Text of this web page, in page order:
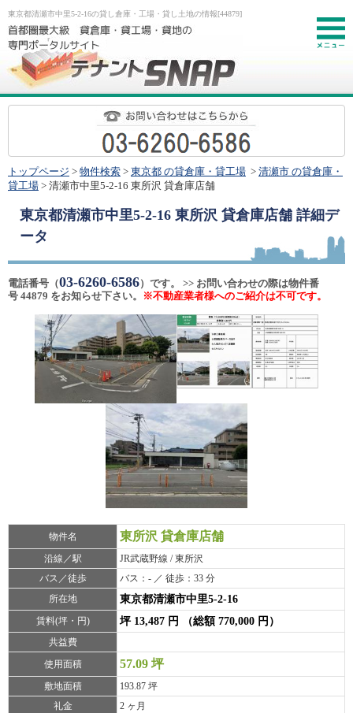
東京都清瀬市中里5-2-16の貸し倉庫・工場・貸し土地の情報[44879]
トップページ > 物件検索 > 東京都 の貸倉庫・貸工場 > 清瀬市 の貸倉庫・
貸工場 > 清瀬市中里5-2-16 東所沢 貸倉庫店舗
東京都清瀬市中里5-2-16 東所沢 貸倉庫店舗 詳細デ
ータ
電話番号（03-6260-6586）です。 >> お問い合わせの際は物件番
号 44879 をお知らせ下さい。
※不動産業者様へのご紹介は不可です。
物件名 東所沢 貸倉庫店舗
沿線／駅
JR武蔵野線 / 東所沢
バス／徒歩
バス：- ／ 徒歩：33 分
所在地
東京都清瀬市中里5-2-16
賃料(坪・円) 坪 13,487 円 （総額 770,000 円）
共益費
使用面積
57.09 坪
敷地面積
193.87 坪
礼金
2 ヶ月